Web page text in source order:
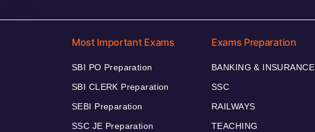
Most Important Exams
SBI PO Preparation
SBI CLERK Preparation
SEBI Preparation
SSC JE Preparation
Exams Preparation
BANKING & INSURANCE
SSC
RAILWAYS
TEACHING